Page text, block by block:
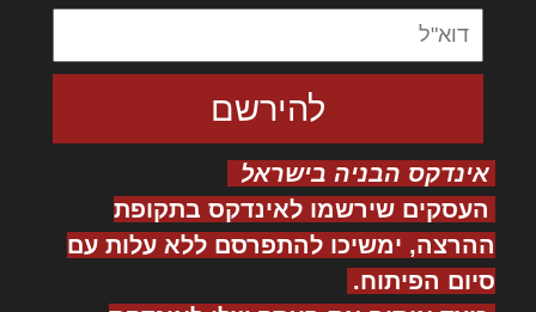
אינדקס הבניה בישראל
העסקים שירשמו לאינדקס בתקופת
ההרצה, ימשיכו להתפרסם ללא עלות עם
סיום הפיתוח.